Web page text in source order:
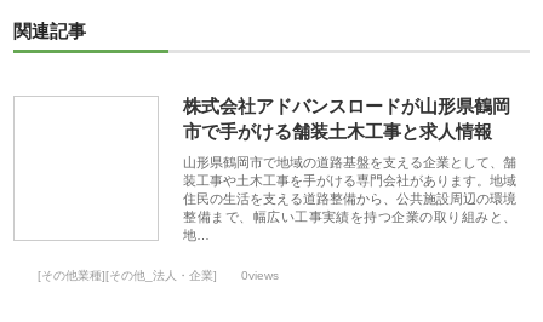
関連記事
株式会社アドバンスロードが山形県鶴岡
市で手がける舗装土木工事と求人情報
山形県鶴岡市で地域の道路基盤を支える企業として、舗
装工事や土木工事を手がける専門会社があります。地域
住民の生活を支える道路整備から、公共施設周辺の環境
整備まで、幅広い工事実績を持つ企業の取り組みと、
地…
[その他業種][その他_法人・企業] 0views